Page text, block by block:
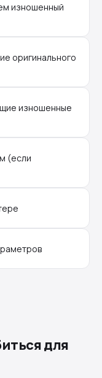
изношенный
оригинального
изношенные
(если
для